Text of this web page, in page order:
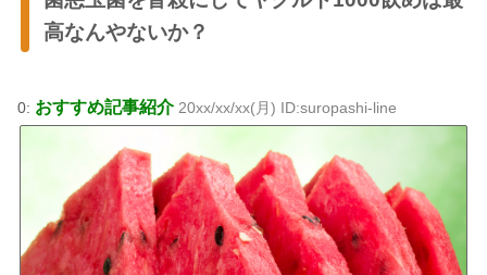
高なんやないか？
0: おすすめ記事紹介20xx/xx/xx(月) ID:suropashi-line